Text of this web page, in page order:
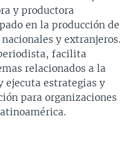
y productora
en la producción de
y extranjeros.
facilita
relacionados a la
ejecuta estrategias y
para organizaciones